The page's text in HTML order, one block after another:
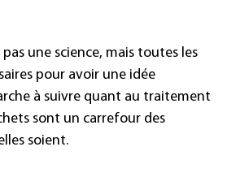
une science, mais toutes les
pour avoir une idée
à suivre quant au traitement
sont un carrefour des
soient.